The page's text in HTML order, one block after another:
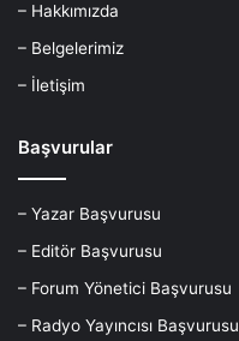
– Hakkımızda
– Belgelerimiz
– İletişim
Başvurular
– Yazar Başvurusu
– Editör Başvurusu
– Forum Yönetici Başvurusu
– Radyo Yayıncısı Başvurusu